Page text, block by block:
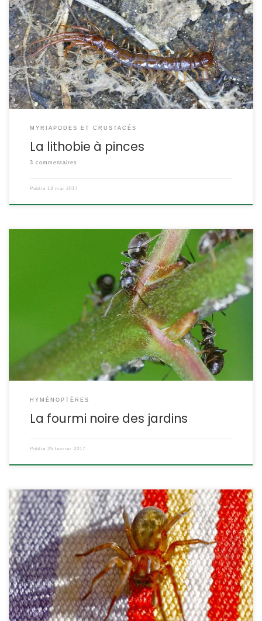
Ce mille-pattes est une espèce très répandue, sous les pierres,
les écorces, la litière de feuilles, il chasse ses proies à la course.
Lithobius forficatus Linnaeus,1758 Il existe plusieurs espèces très
proches. POSITION SYSTÉMATIQUE : Myriapode, Chilopode,
Lithobiomorpha Famille des Lithobiidae ETYMOLOGIE : Lithobius
veut dire « qui vit au milieu des pierres » et forficatus […]
MYRIAPODES ET CRUSTACÉS
La lithobie à pinces
3 commentaires
Publié 13 mai 2017
C’est sans doute l’espèce de fourmi la plus répandue et la plus
représentée. Elle est dominante dans les parcs et les jardins et de
façon plus générale dans les endroits anthropisés. La petite
fourmi noire des jardins La fourmi brune Lasius niger Linné, 1758
POSITION SYSTÉMATIQUE : Insecte, Hyménoptère Apocrite Famille
des Formicidae, […]
HYMÉNOPTÈRES
La fourmi noire des jardins
Publié 25 février 2017
Deux espèces très proches ne se distinguent que par l’anatomie
de leur appareil génital. Nous les avons regroupées, leur biologie
étant similaire. L’amaurobe féroce quant à elle est nettement
plus grande et plus noire. Amaurobius fenestralis Ström, 1768
Amaurobius similis Blackwall 1861 POSITION SYSTÉMATIQUE :
Arachnide Araneae Famille des Amaurobiidae ETYMOLOGIE :
Amaurobius veut […]